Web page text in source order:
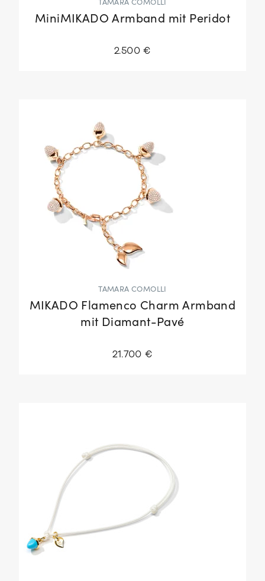
TAMARA COMOLLI
MiniMIKADO Armband mit Peridot
2.500 €
TAMARA COMOLLI
MIKADO Flamenco Charm Armband
mit Diamant-Pavé
21.700 €